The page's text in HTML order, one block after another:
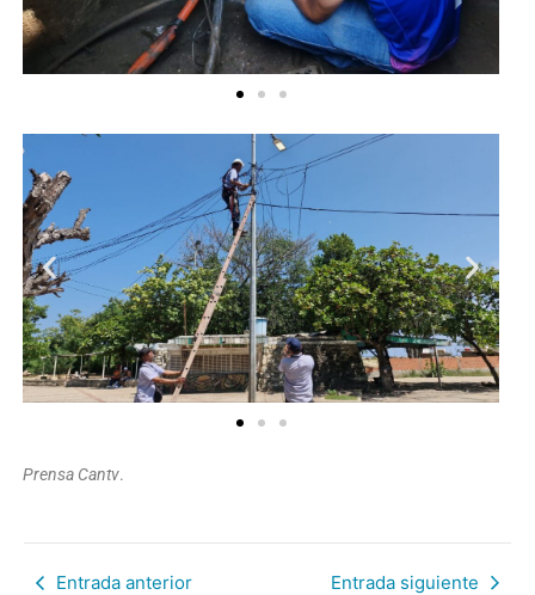
Prensa Cantv.
Entrada anterior Entrada siguiente